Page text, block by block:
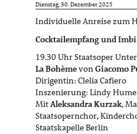
Dienstag, 30. Dezember 2025
Individuelle Anreise zum
Cocktailempfang und
19.30 Uhr Staatsoper
La BohèmevonGiacomo
Dirigentin: Clelia Cafiero
Inszenierung: Lindy Hume
MitAleksandra Kurzak,
Staatsopernchor,
Staatskapelle Berlin